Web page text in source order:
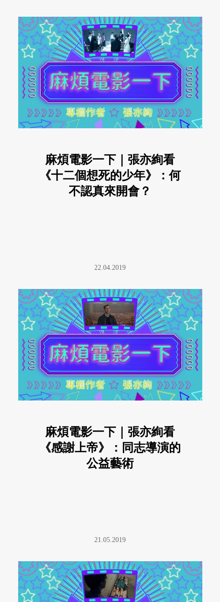
麻煩電影一下｜張亦絢看
《十二個想死的少年》：何
不認真來開會？
22.04.2019
麻煩電影一下｜張亦絢看
《感謝上帝》：同志導演的
公益藝術
21.05.2019